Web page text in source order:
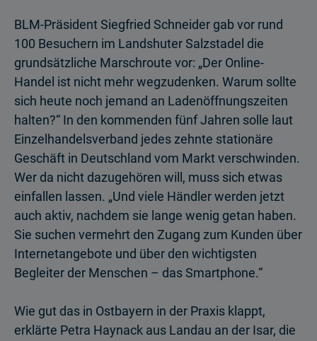
BLM-Präsident Siegfried Schneider gab vor rund
100 Besuchern im Landshuter Salzstadel die
grundsätzliche Marschroute vor: „Der Online-
Handel ist nicht mehr wegzudenken. Warum sollte
sich heute noch jemand an Ladenöffnungszeiten
halten?“ In den kommenden fünf Jahren solle laut
Einzelhandelsverband jedes zehnte stationäre
Geschäft in Deutschland vom Markt verschwinden.
Wer da nicht dazugehören will, muss sich etwas
einfallen lassen. „Und viele Händler werden jetzt
auch aktiv, nachdem sie lange wenig getan haben.
Sie suchen vermehrt den Zugang zum Kunden über
Internetangebote und über den wichtigsten
Begleiter der Menschen – das Smartphone.“
Wie gut das in Ostbayern in der Praxis klappt,
erklärte Petra Haynack aus Landau an der Isar, die